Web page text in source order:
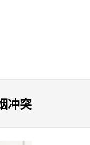
冲突